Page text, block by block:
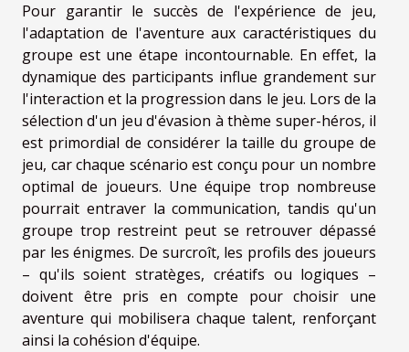
Pour garantir le succès de l'expérience de jeu,
l'adaptation de l'aventure aux caractéristiques du
groupe est une étape incontournable. En effet, la
dynamique des participants influe grandement sur
l'interaction et la progression dans le jeu. Lors de la
sélection d'un jeu d'évasion à thème super-héros, il
est primordial de considérer la taille du groupe de
jeu, car chaque scénario est conçu pour un nombre
optimal de joueurs. Une équipe trop nombreuse
pourrait entraver la communication, tandis qu'un
groupe trop restreint peut se retrouver dépassé
par les énigmes. De surcroît, les profils des joueurs
– qu'ils soient stratèges, créatifs ou logiques –
doivent être pris en compte pour choisir une
aventure qui mobilisera chaque talent, renforçant
ainsi la cohésion d'équipe.